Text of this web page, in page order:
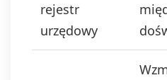
rejestr
urzędowy